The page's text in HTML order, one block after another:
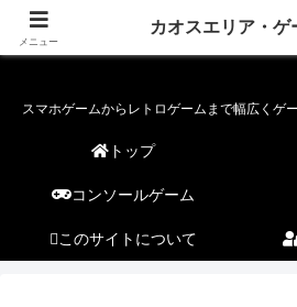
カオスエリア・ゲ
スマホゲームからレトロゲームまで幅広くゲ
トップ
コンソールゲーム
このサイトについて
メニュー
カオスエリア・ゲ